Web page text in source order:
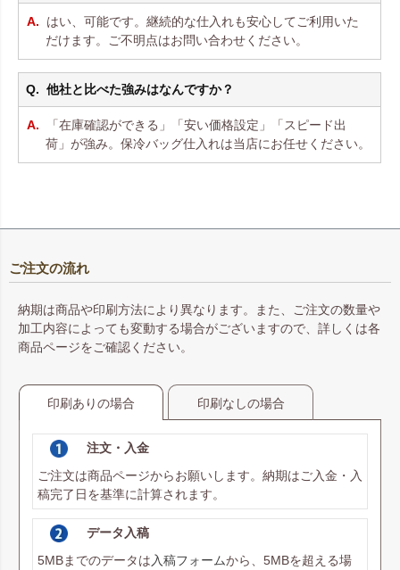
はい、可能です。継続的な仕入れも安心してご利用いた
だけます。ご不明点はお問い合わせください。
他社と比べた強みはなんですか？
「在庫確認ができる」「安い価格設定」「スピード出
荷」が強み。保冷バッグ仕入れは当店にお任せください。
ご注文の流れ
納期は商品や印刷方法により異なります。また、ご注文の数量や
加工内容によっても変動する場合がございますので、詳しくは各
商品ページをご確認ください。
印刷ありの場合 印刷なしの場合
注文・入金
ご注文は商品ページからお願いします。納期はご入金・入
稿完了日を基準に計算されます。
データ入稿
5MBまでのデータは 入稿フォームから、5MBを超える場